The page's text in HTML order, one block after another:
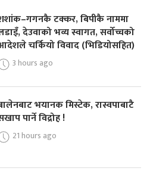
टक्कर, बिपीकै नाममा
देउवाको भव्य स्वागत, सर्वोच्चको
चर्कियो विवाद (भिडियोसहित)
3 hours ago
भयानक मिस्टेक, रास्वपाबाटै
पार्ने विद्रोह !
21 hours ago